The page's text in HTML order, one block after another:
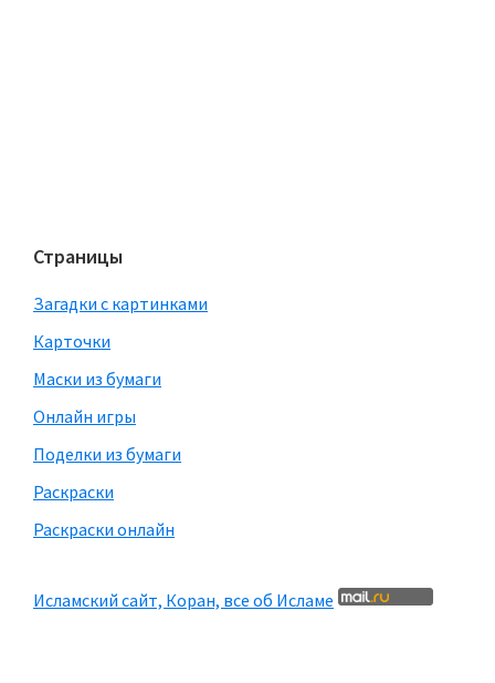
Страницы
Загадки с картинками
Карточки
Маски из бумаги
Онлайн игры
Поделки из бумаги
Раскраски
Раскраски онлайн
Исламский сайт, Коран, все об Исламе